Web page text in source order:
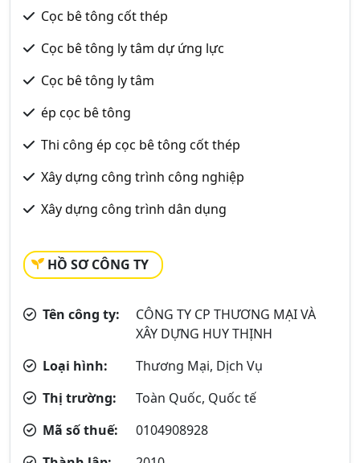
Cọc bê tông cốt thép
Cọc bê tông ly tâm dự ứng lực
Cọc bê tông ly tâm
ép cọc bê tông
Thi công ép cọc bê tông cốt thép
Xây dựng công trình công nghiệp
Xây dựng công trình dân dụng
HỒ SƠ CÔNG TY
Tên công ty:
CÔNG TY CP THƯƠNG MẠI VÀ
XÂY DỰNG HUY THỊNH
Loại hình:
Thương Mại, Dịch Vụ
Thị trường:
Toàn Quốc, Quốc tế
Mã số thuế:
0104908928